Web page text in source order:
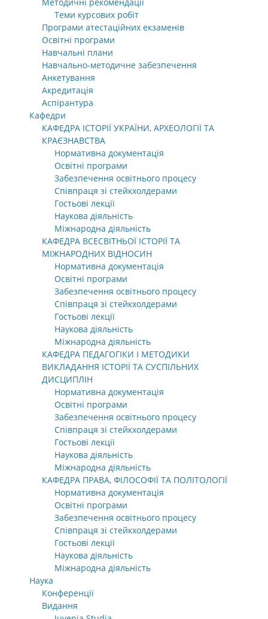
Теми курсових робіт
Програми атестаційних екзаменів
Освітні програми
Навчальні плани
Навчально-методичне забезпечення
Анкетування
Акредитація
Аспірантура
Кафедри
КАФЕДРА ІСТОРІЇ УКРАЇНИ, АРХЕОЛОГІЇ ТА
КРАЄЗНАВСТВА
Нормативна документація
Освітні програми
Забезпечення освітнього процесу
Співпраця зі стейкхолдерами
Гостьові лекції
Наукова діяльність
Міжнародна діяльність
КАФЕДРА ВСЕСВІТНЬОЇ ІСТОРІЇ ТА
МІЖНАРОДНИХ ВІДНОСИН
Нормативна документація
Освітні програми
Забезпечення освітнього процесу
Співпраця зі стейкхолдерами
Гостьові лекції
Наукова діяльність
Міжнародна діяльність
КАФЕДРА ПЕДАГОГІКИ І МЕТОДИКИ
ВИКЛАДАННЯ ІСТОРІЇ ТА СУСПІЛЬНИХ
ДИСЦИПЛІН
Нормативна документація
Освітні програми
Забезпечення освітнього процесу
Співпраця зі стейкхолдерами
Гостьові лекції
Наукова діяльність
Міжнародна діяльність
КАФЕДРА ПРАВА, ФІЛОСОФІЇ ТА ПОЛІТОЛОГІЇ
Нормативна документація
Освітні програми
Забезпечення освітнього процесу
Співпраця зі стейкхолдерами
Гостьові лекції
Наукова діяльність
Міжнародна діяльність
Наука
Конференції
Видання